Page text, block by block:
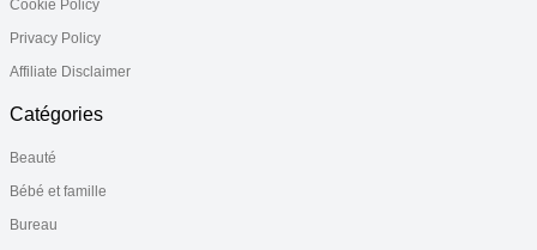
Cookie Policy
Privacy Policy
Affiliate Disclaimer
Catégories
Beauté
Bébé et famille
Bureau